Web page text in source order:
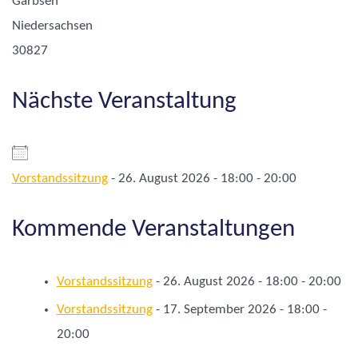
Niedersachsen
30827
Nächste Veranstaltung
Vorstandssitzung- 26. August 2026 - 18:00 - 20:00
Kommende Veranstaltungen
Vorstandssitzung- 26. August 2026 - 18:00 - 20:00
Vorstandssitzung- 17. September 2026 - 18:00 -
20:00